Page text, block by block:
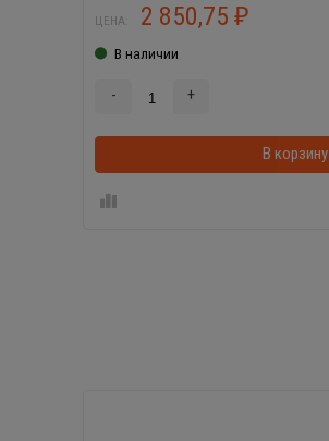
ЦЕНА: 2 850,75 ₽
В наличии
- +
В корзину